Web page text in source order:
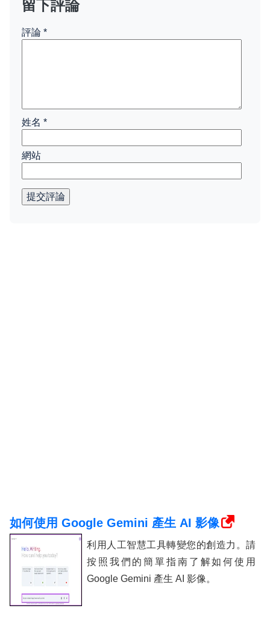
留下評論
評論 *
姓名 *
網站
提交評論
如何使用 Google Gemini 產生 AI 影像
利用人工智慧工具轉變您的創造力。請
按照我們的簡單指南了解如何使用
Google Gemini 產生 AI 影像。